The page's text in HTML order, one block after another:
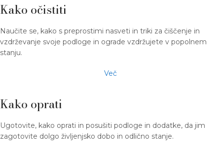
Kako očistiti
Naučite se, kako s preprostimi nasveti in triki za čiščenje in
vzdrževanje svoje podloge in ograde vzdržujete v popolnem
stanju.
Več
Kako oprati
Ugotovite, kako oprati in posušiti podloge in dodatke, da jim
zagotovite dolgo življenjsko dobo in odlično stanje.